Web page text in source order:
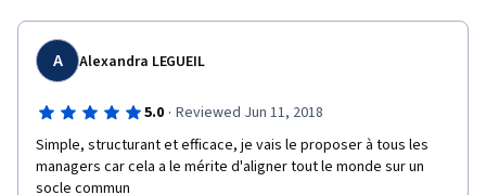
A Alexandra LEGUEIL
5.0 · Reviewed Jun 11, 2018
Simple, structurant et efficace, je vais le proposer à tous les
managers car cela a le mérite d'aligner tout le monde sur un
socle commun